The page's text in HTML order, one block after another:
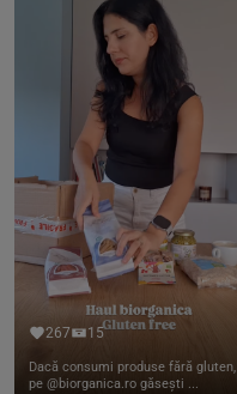
267 15
Dacă consumi produse fără gluten,
pe @biorganica.ro găsești ...